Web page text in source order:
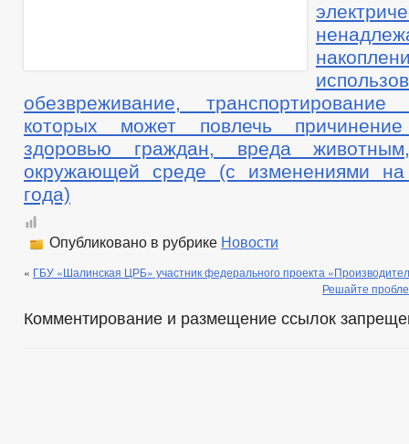
обезвреживание,
которых может повлечь
здоровью граждан, вреда
окружающей среде (с изменениями
года)
Опубликовано в рубрике Новости
« ГБУ «Шалинская ЦРБ» участник федерального проекта
Решайте
Комментирование и размещение ссылок